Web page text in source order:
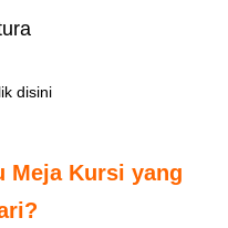
disini
Meja Kursi yang